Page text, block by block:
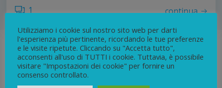
1 continua
Utilizziamo i cookie sul nostro sito web per darti
l'esperienza più pertinente, ricordando le tue preferenze
e le visite ripetute. Cliccando su "Accetta tutto",
acconsenti all'uso di TUTTI i cookie. Tuttavia, è possibile
visitare "Impostazioni dei cookie" per fornire un
consenso controllato.